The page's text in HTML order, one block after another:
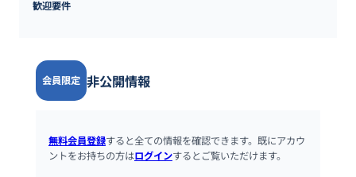
歓迎要件
会員限定 非公開情報
無料会員登録すると全ての情報を確認できます。既にアカウ
ントをお持ちの方はログインするとご覧いただけます。